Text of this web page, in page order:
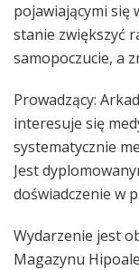
pojawiającymi się
stanie zwiększyć
samopoczucie, a
Prowadzący:
interesuje się
systematycznie
Jest
doświadczenie w
Wydarzenie jest
Magazynu